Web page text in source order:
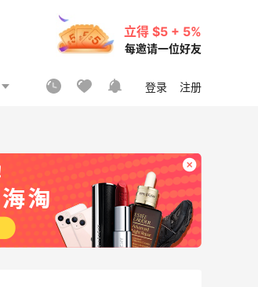
立得 $5 + 5%
每邀请一位好友
登录 注册